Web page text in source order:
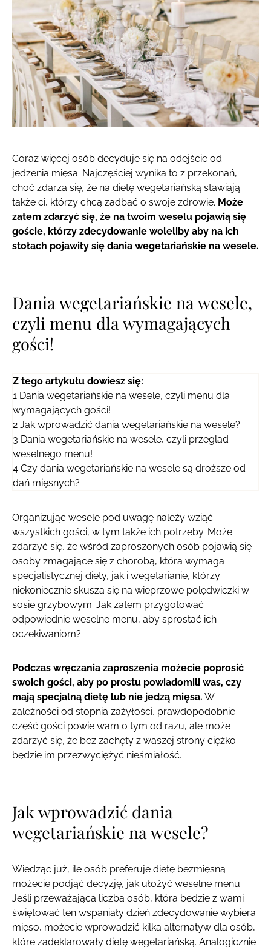
Coraz więcej osób decyduje się na odejście od
jedzenia mięsa. Najczęściej wynika to z przekonań,
choć zdarza się, że na dietę wegetariańską stawiają
także ci, którzy chcą zadbać o swoje zdrowie. Może
zatem zdarzyć się, że na twoim weselu pojawią się
goście, którzy zdecydowanie woleliby aby na ich
stołach pojawiły się dania wegetariańskie na wesele.
Dania wegetariańskie na wesele,
czyli menu dla wymagających
gości!
Z tego artykułu dowiesz się:
1 Dania wegetariańskie na wesele, czyli menu dla
wymagających gości!
2 Jak wprowadzić dania wegetariańskie na wesele?
3 Dania wegetariańskie na wesele, czyli przegląd
weselnego menu!
4 Czy dania wegetariańskie na wesele są droższe od
dań mięsnych?
Organizując wesele pod uwagę należy wziąć
wszystkich gości, w tym także ich potrzeby. Może
zdarzyć się, że wśród zaproszonych osób pojawią się
osoby zmagające się z chorobą, która wymaga
specjalistycznej diety, jak i wegetarianie, którzy
niekoniecznie skuszą się na wieprzowe polędwiczki w
sosie grzybowym. Jak zatem przygotować
odpowiednie weselne menu, aby sprostać ich
oczekiwaniom?
Podczas wręczania zaproszenia możecie poprosić
swoich gości, aby po prostu powiadomili was, czy
mają specjalną dietę lub nie jedzą mięsa. W
zależności od stopnia zażyłości, prawdopodobnie
część gości powie wam o tym od razu, ale może
zdarzyć się, że bez zachęty z waszej strony ciężko
będzie im przezwyciężyć nieśmiałość.
Jak wprowadzić dania
wegetariańskie na wesele?
Wiedząc już, ile osób preferuje dietę bezmięsną
możecie podjąć decyzję, jak ułożyć weselne menu.
Jeśli przeważająca liczba osób, która będzie z wami
świętować ten wspaniały dzień zdecydowanie wybiera
mięso, możecie wprowadzić kilka alternatyw dla osób,
które zadeklarowały dietę wegetariańską. Analogicznie